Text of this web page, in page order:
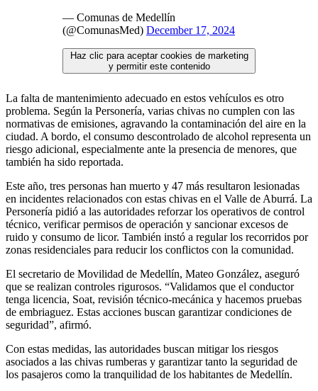
— Comunas de Medellín
(@ComunasMed) December 17, 2024
Haz clic para aceptar cookies de marketing
y permitir este contenido
La falta de mantenimiento adecuado en estos vehículos es otro
problema. Según la Personería, varias chivas no cumplen con las
normativas de emisiones, agravando la contaminación del aire en la
ciudad. A bordo, el consumo descontrolado de alcohol representa un
riesgo adicional, especialmente ante la presencia de menores, que
también ha sido reportada.
Este año, tres personas han muerto y 47 más resultaron lesionadas
en incidentes relacionados con estas chivas en el Valle de Aburrá. La
Personería pidió a las autoridades reforzar los operativos de control
técnico, verificar permisos de operación y sancionar excesos de
ruido y consumo de licor. También instó a regular los recorridos por
zonas residenciales para reducir los conflictos con la comunidad.
El secretario de Movilidad de Medellín, Mateo González, aseguró
que se realizan controles rigurosos. “Validamos que el conductor
tenga licencia, Soat, revisión técnico-mecánica y hacemos pruebas
de embriaguez. Estas acciones buscan garantizar condiciones de
seguridad”, afirmó.
Con estas medidas, las autoridades buscan mitigar los riesgos
asociados a las chivas rumberas y garantizar tanto la seguridad de
los pasajeros como la tranquilidad de los habitantes de Medellín.